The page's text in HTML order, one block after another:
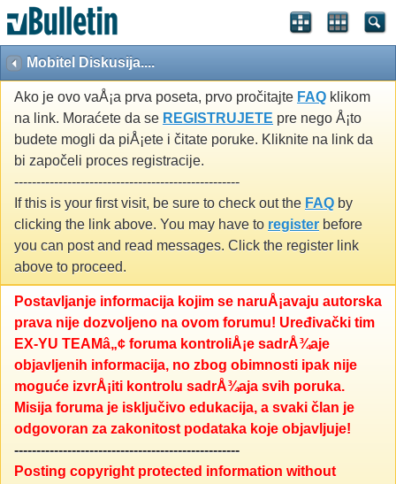
Mobitel Diskusija....
Ako je ovo vaÅ¡a prva poseta, prvo pročitajte FAQ klikom
na link. Moraćete da se REGISTRUJETE pre nego Å¡to
budete mogli da piÅ¡ete i čitate poruke. Kliknite na link da
bi započeli proces registracije.
---------------------------------------------------
If this is your first visit, be sure to check out the FAQ by
clicking the link above. You may have to register before
you can post and read messages. Click the register link
above to proceed.
Postavljanje informacija kojim se naruÅ¡avaju autorska
prava nije dozvoljeno na ovom forumu! Uređivački tim
EX-YU TEAMâ„¢ foruma kontroliÅ¡e sadrÅ¾aje
objavljenih informacija, no zbog obimnosti ipak nije
moguće izvrÅ¡iti kontrolu sadrÅ¾aja svih poruka.
Misija foruma je isključivo edukacija, a svaki član je
odgovoran za zakonitost podataka koje objavljuje!
---------------------------------------------------
Posting copyright protected information without